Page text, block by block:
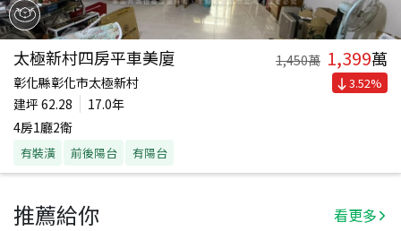
太極新村四房平車美廈 1,450萬 1,399萬
彰化縣彰化市太極新村
建坪 62.28
17.0年
4房1廳2衛
有裝潢 前後陽台 有陽台
3.52%
推薦給你 看更多